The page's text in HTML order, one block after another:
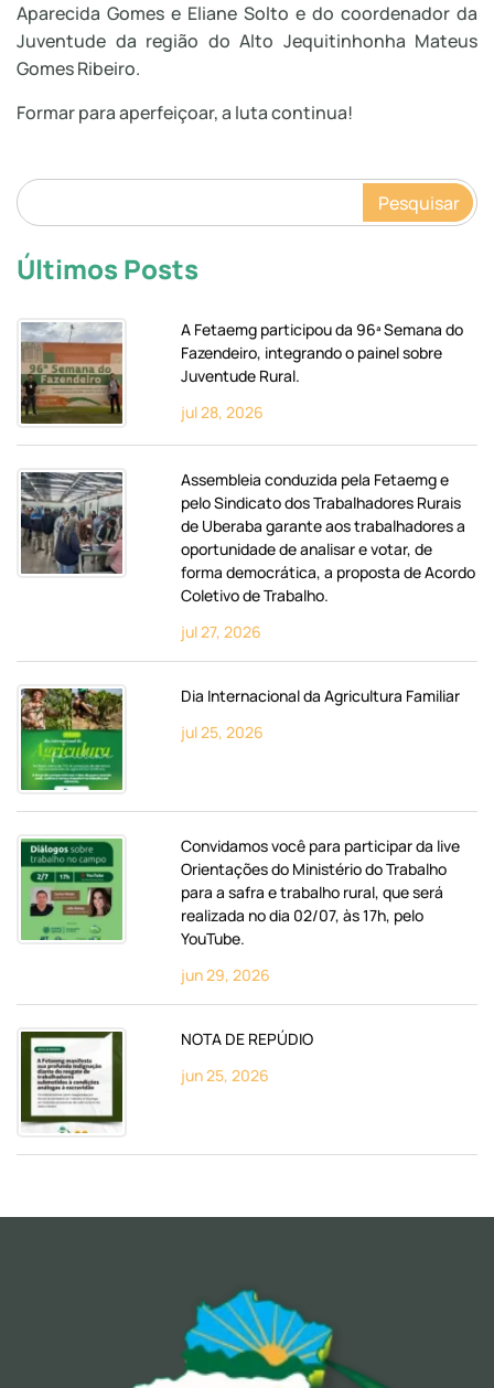
Aparecida Gomes e Eliane Solto e do coordenador da
Juventude da região do Alto Jequitinhonha Mateus
Gomes Ribeiro.
Formar para aperfeiçoar, a luta continua!
Pesquisar
Últimos Posts
A Fetaemg participou da 96ª Semana do
Fazendeiro, integrando o painel sobre
Juventude Rural.
jul 28, 2026
Assembleia conduzida pela Fetaemg e
pelo Sindicato dos Trabalhadores Rurais
de Uberaba garante aos trabalhadores a
oportunidade de analisar e votar, de
forma democrática, a proposta de Acordo
Coletivo de Trabalho.
jul 27, 2026
Dia Internacional da Agricultura Familiar
jul 25, 2026
Convidamos você para participar da live
Orientações do Ministério do Trabalho
para a safra e trabalho rural, que será
realizada no dia 02/07, às 17h, pelo
YouTube.
jun 29, 2026
NOTA DE REPÚDIO
jun 25, 2026